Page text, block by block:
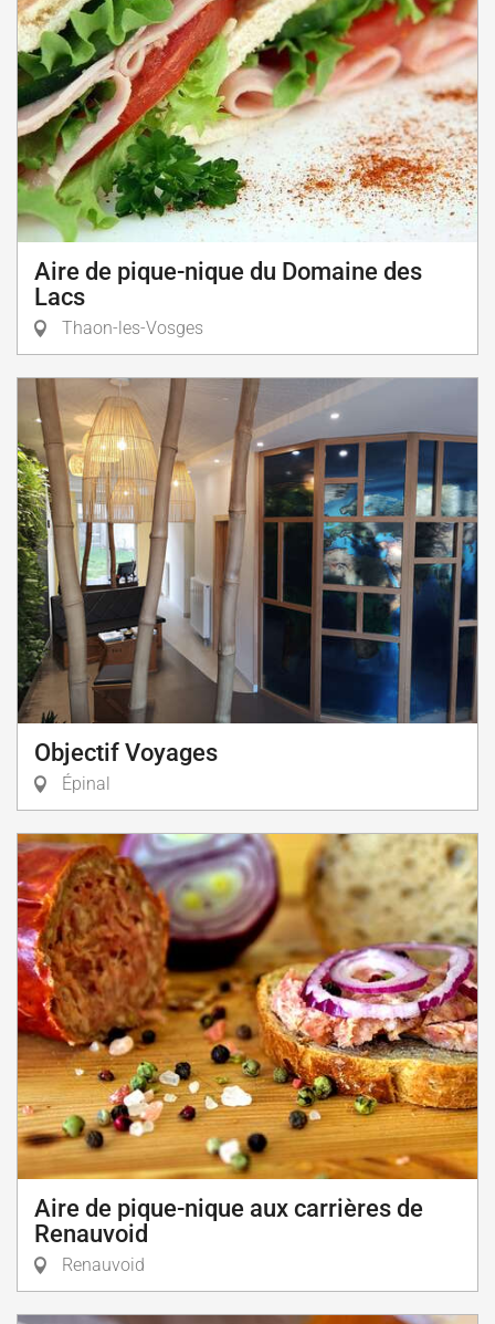
Aire de pique-nique du Domaine des
Lacs
Thaon-les-Vosges
Objectif Voyages
Épinal
Aire de pique-nique aux carrières de
Renauvoid
Renauvoid